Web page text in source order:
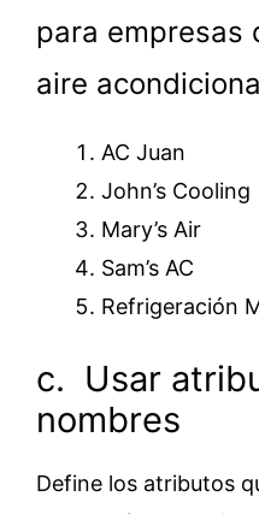
para empresas
aire
AC Juan
John’s Cooling
Mary’s Air
Sam’s AC
Refrigeración
c. Usar
nombres
Define los atributos